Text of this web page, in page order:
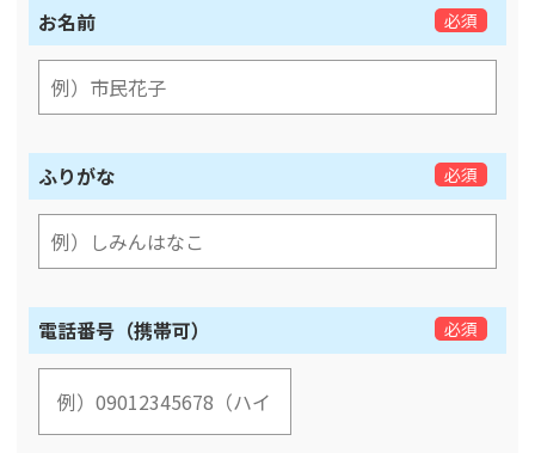
お名前 必須
ふりがな 必須
電話番号（携帯可） 必須